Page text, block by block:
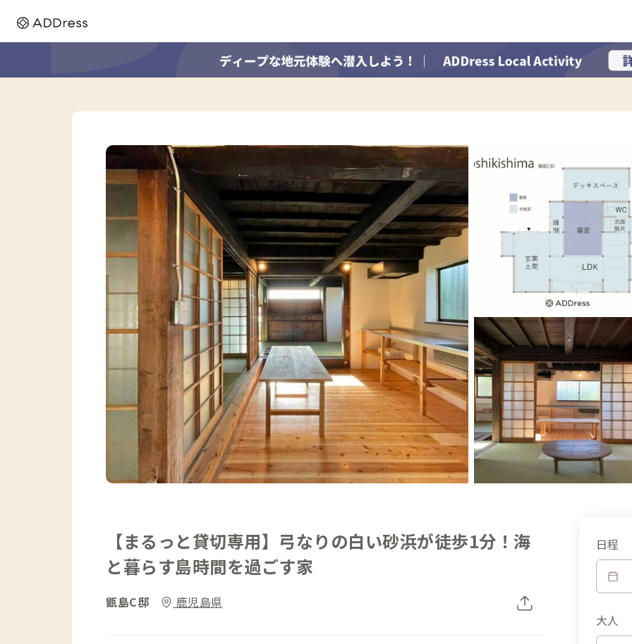
【まるっと貸切専用】弓なりの白い砂浜が徒歩1分！海
と暮らす島時間を過ごす家
甑島C邸 鹿児島県
日程
大人